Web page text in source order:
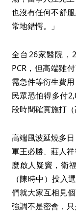
也沒有任何不舒
常地錯愕。」
全台26家醫院，
PCR，但高端雖
需急件等衍生費
民眾恐怕得多付
段時間確實施打
高端風波延燒多
軍王必勝、莊人
麼啟人疑竇，衛
（陳時中）投入
們就大家互相見
強調不是密會，